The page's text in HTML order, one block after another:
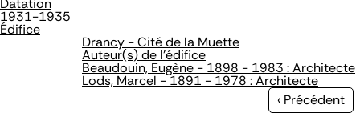
Datation
1931-1935
Édifice
Drancy - Cité de la Muette
Auteur(s) de l'édifice
Beaudouin, Eugène - 1898 - 1983 : Architecte
Lods, Marcel - 1891 - 1978 : Architecte
Page
‹ Précédent